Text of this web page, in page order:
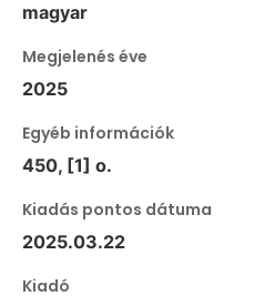
magyar
Megjelenés éve
2025
Egyéb információk
450, [1] o.
Kiadás pontos dátuma
2025.03.22
Kiadó